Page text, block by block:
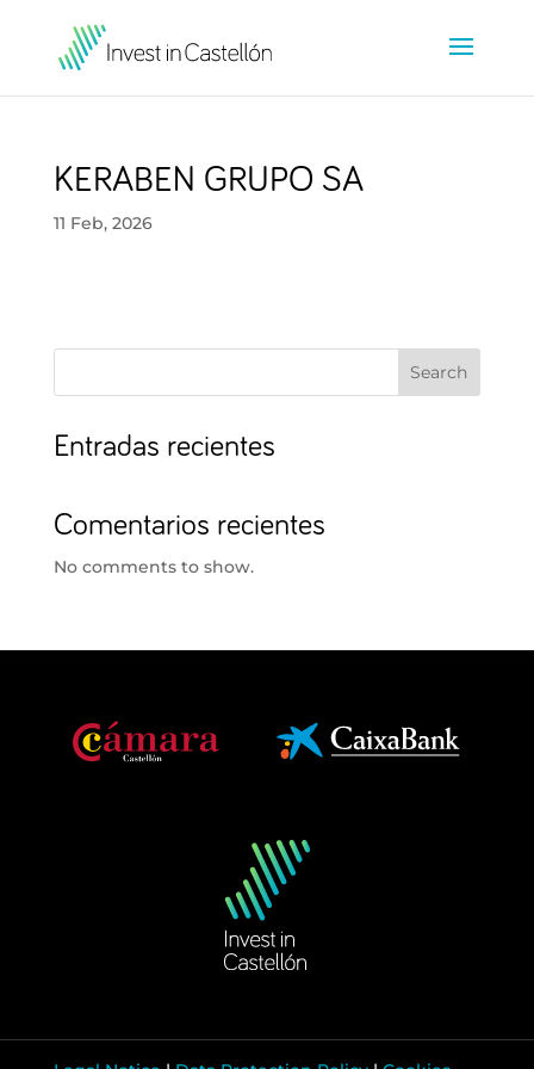
KERABEN GRUPO SA
11 Feb, 2026
Search
Entradas recientes
Comentarios recientes
No comments to show.